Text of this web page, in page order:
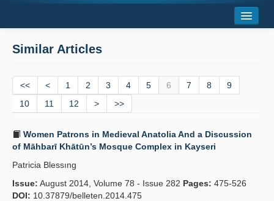
Journal Boards
Writing Rules
Principles
Guidelines
Similar Articles
<< < 1 2 3 4 5 6 7 8
9
10
11 12 > >>
Women Patrons in Medieval Anatolia And a Discussion
of Māhbarī Khātūn’s Mosque Complex in Kayseri
Patricia Blessıng
Issue: August 2014, Volume 78 - Issue 282 Pages: 475-526
DOI: 10.37879/belleten.2014.475